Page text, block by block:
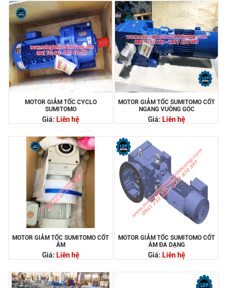
MOTOR GIẢM TỐC CYCLO
SUMITOMO
Giá: Liên hệ
MOTOR GIẢM TỐC SUMITOMO CỐT
NGANG VUÔNG GÓC
Giá: Liên hệ
MOTOR GIẢM TỐC SUMITOMO CỐT
ÂM
Giá: Liên hệ
MOTOR GIẢM TỐC SUMITOMO CỐT
ÂM ĐA DẠNG
Giá: Liên hệ